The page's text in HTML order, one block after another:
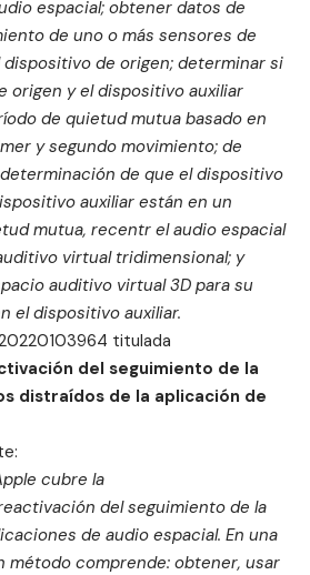
espacial; obtener datos de
de uno o más sensores de
de origen; determinar si
origen y el dispositivo auxiliar
de quietud mutua basado en
y segundo movimiento; de
de que el dispositivo
auxiliar están en un
mutua, recentr el audio espacial
virtual tridimensional; y
auditivo virtual 3D para su
el dispositivo auxiliar.
titulada
del seguimiento de la
distraídos de la aplicación de
cubre la
del seguimiento de la
de audio espacial. En una
método comprende: obtener, usar